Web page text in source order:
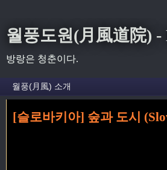
월풍도원(月風道院)
방랑은 청춘이다.
» 브라티슬라바 꼬리가 달린 글
[슬로바키아] 숲과 도시